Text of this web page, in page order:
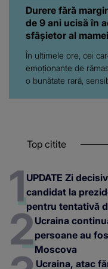
Durere fără
de 9 ani ucisă în
sfâșietor al
În ultimele ore, cei
emoționante de
o bunătate rară,
Top citite
UPDATE Zi
candidat la
pentru tentativă
Ucraina
persoane au
Moscova
Ucraina, atac